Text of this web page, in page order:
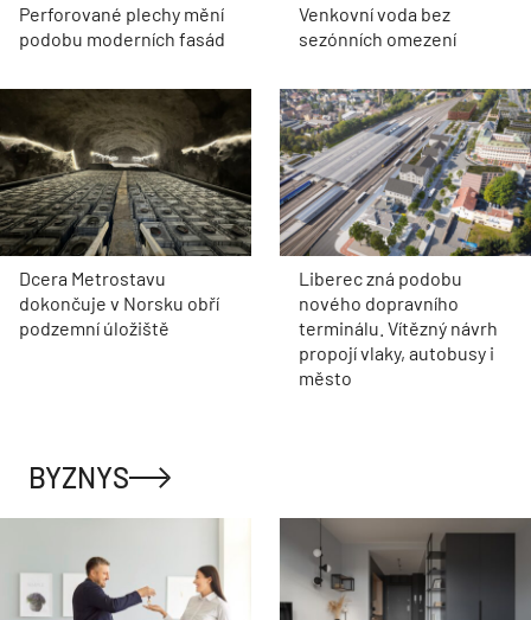
Perforované plechy mění
podobu moderních fasád
Venkovní voda bez
sezónních omezení
Dcera Metrostavu
dokončuje v Norsku obří
podzemní úložiště
Liberec zná podobu
nového dopravního
terminálu. Vítězný návrh
propojí vlaky, autobusy i
město
BYZNYS